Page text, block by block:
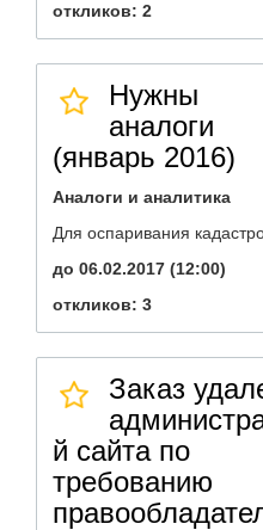
откликов: 2
Нужны
аналоги
(январь 2016)
Аналоги и аналитика
Для оспаривания
до 06.02.2017 (12:00)
откликов: 3
Заказ
й сайта по
требованию